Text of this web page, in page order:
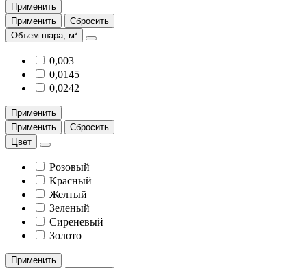
Применить
Применить
Сбросить
Объем шара, м³
0,003
0,0145
0,0242
Применить
Применить
Сбросить
Цвет
Розовый
Красный
Желтый
Зеленый
Сиреневый
Золото
Применить